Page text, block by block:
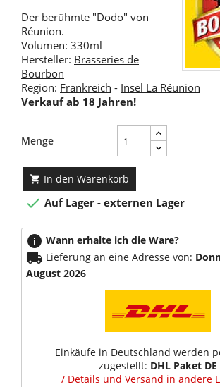
Der berühmte "Dodo" von
Réunion.
Volumen: 330ml
Hersteller: Brasseries de
Bourbon
Region: Frankreich - Insel La Réunion
Verkauf ab 18 Jahren!
Menge
 In den Warenkorb
 Auf Lager - externen Lager
info Wann erhalte ich die Ware?
local_shipping Lieferung an eine Adresse von:
August 2026
Einkäufe in Deutschland werden
zugestellt: DHL Paket DE
/ Details und Versand in andere